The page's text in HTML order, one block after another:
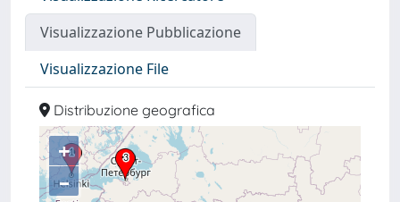
Visualizzazione Pubblicazione
Visualizzazione File
Distribuzione geografica
+
–